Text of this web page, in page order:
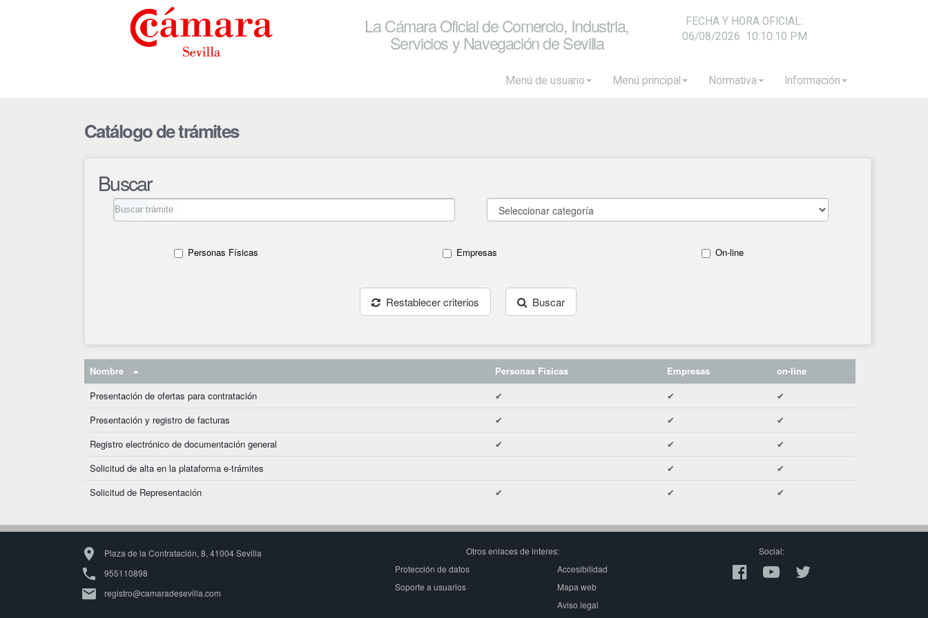
La Cámara Oficial de Comercio, Industria,
Servicios y Navegación de Sevilla
FECHA Y HORA OFICIAL:
06/08/2026
10:10:10 PM
Menú de usuario Menú principal Normativa Información
Catálogo de trámites
Buscar
Personas Físicas Empresas On-line
Restablecer criterios Buscar
Nombre Personas Físicas Empresas
on-line
Presentación de ofertas para contratación
✔ ✔
✔
Presentación y registro de facturas
✔ ✔
✔
Registro electrónico de documentación general
✔ ✔
✔
Solicitud de alta en la plataforma e-trámites
✔
✔
Solicitud de Representación
✔ ✔ ✔
 Plaza de la Contratación, 8, 41004 Sevilla
 955110898
 registro@camaradesevilla.com
Otros enlaces de interes:
Protección de datos
Soporte a usuarios
Accesibilidad
Mapa web
Aviso legal
Social: